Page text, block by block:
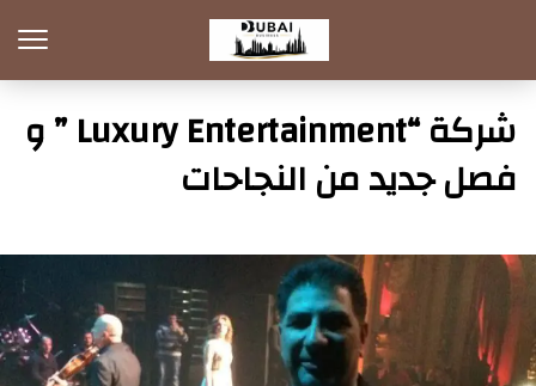
شركة “Luxury Entertainment ” و
فصل جديد من النجاحات